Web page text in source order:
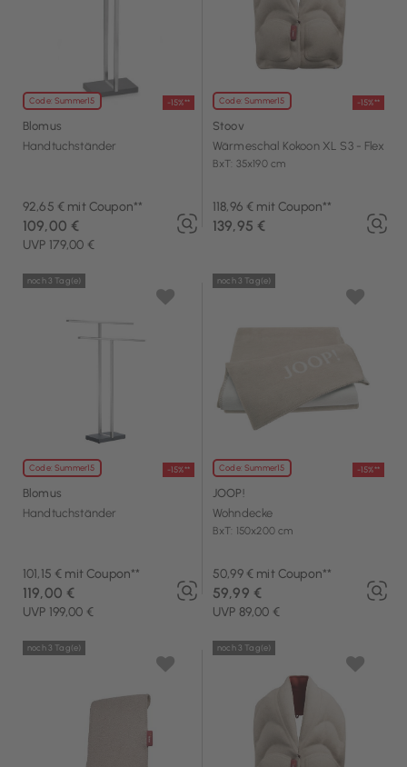
Code: Summer15 -15%**
Blomus
Handtuchständer
92,65 € mit Coupon**
UVP 179,00 €
109,00 €
Code: Summer15 -15%**
Stoov
Wärmeschal Kokoon XL S3 - Flex
BxT: 35x190 cm
118,96 € mit Coupon**
139,95 €
Code: Summer15 -15%**
noch 3 Tag(e)
Blomus
Handtuchständer
101,15 € mit Coupon**
UVP 199,00 €
119,00 €
Code: Summer15 -15%**
noch 3 Tag(e)
JOOP!
Wohndecke
BxT: 150x200 cm
50,99 € mit Coupon**
UVP 89,00 €
59,99 €
noch 3 Tag(e) noch 3 Tag(e)